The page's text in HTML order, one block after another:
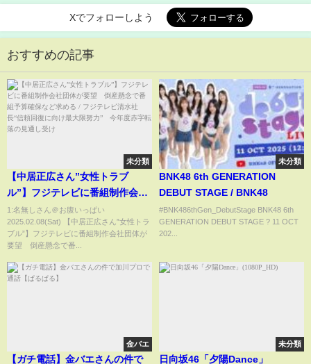
Xでフォローしよう
おすすめの記事
未分類
【中居正広さん”女性トラブ
ル”】フジテレビに番組制作会社
団体が要望 倒産懸念で番組予
算確保など求める / フジテレビ清
水社長“信頼回復に向け最大限努
け
1:名無しさん＠お腹いっぱい
2025.02.08(Sat) 【中居正広さん”女性トラ
ブル”】フジテレビに番組制作会社団体が
要望 倒産懸念で番...
未分類
BNK48 6th GENERATION
DEBUT STAGE / BNK48
#BNK486thGen_DebutStage BNK48 6th
GENERATION DEBUT STAGE ?️ 11 OCT
202...
金バエ
【ガチ電話】金バエさんの件で
未分類
日向坂46「夕陽Dance」